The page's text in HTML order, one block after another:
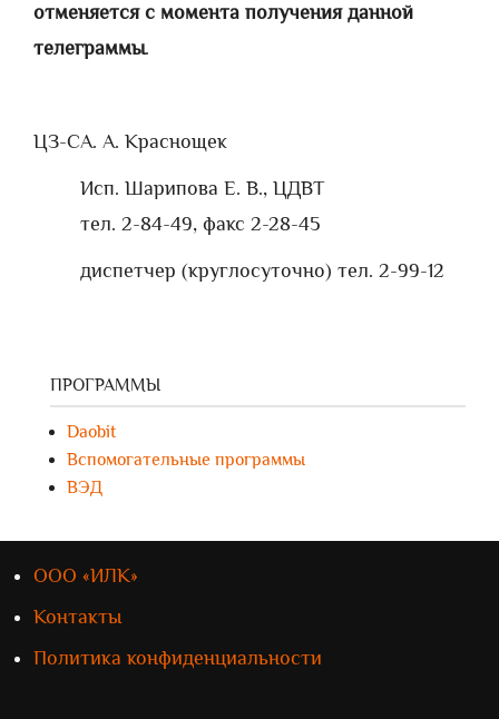
отменяется с момента получения данной
телеграммы.
ЦЗ-СА. А. Краснощек
Исп. Шарипова Е. В., ЦДВТ
тел. 2-84-49, факс 2-28-45
диспетчер (круглосуточно) тел. 2-99-12
ПРОГРАММЫ
Daobit
Вспомогательные программы
ВЭД
ООО «ИЛК»
Контакты
Политика конфиденциальности